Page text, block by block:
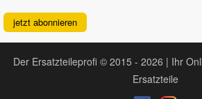
jetzt abonnieren
Der Ersatzteileprofi © 2015 - 2026 | Ihr
Ersatzteile